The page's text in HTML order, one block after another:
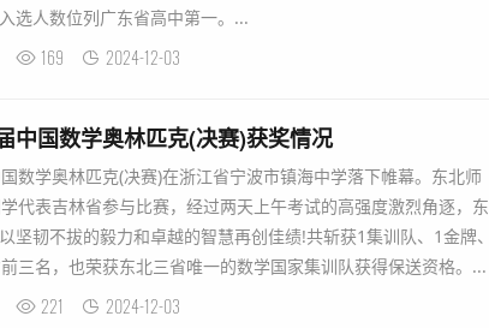
选人数位列广东省高中第一。...
169 2024-12-03
中国数学奥林匹克(决赛)获奖情况
数学奥林匹克(决赛)在浙江省宁波市镇海中学落下帷幕。东北师
代表吉林省参与比赛，经过两天上午考试的高强度激烈角逐，东
坚韧不拔的毅力和卓越的智慧再创佳绩!共斩获1集训队、1金牌、
三名，也荣获东北三省唯一的数学国家集训队获得保送资格。...
221 2024-12-03